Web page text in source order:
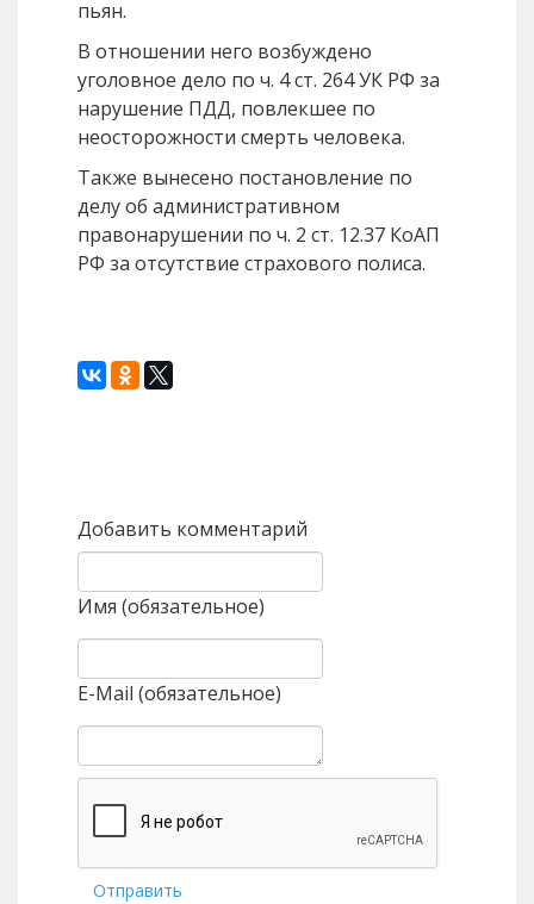
пьян.
В отношении него возбуждено
уголовное дело по ч. 4 ст. 264 УК РФ за
нарушение ПДД, повлекшее по
неосторожности смерть человека.
Также вынесено постановление по
делу об административном
правонарушении по ч. 2 ст. 12.37 КоАП
РФ за отсутствие страхового полиса.
Добавить комментарий
Имя (обязательное)
E-Mail (обязательное)
Отправить